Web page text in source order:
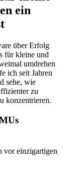
ein
über Erfolg
für kleine und
umdrehen
ich seit Jahren
sehe, wie
zu
konzentrieren.
vor einzigartigen